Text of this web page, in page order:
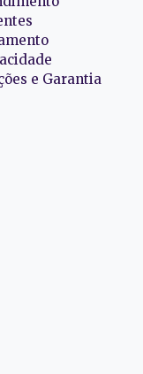
e Garantia